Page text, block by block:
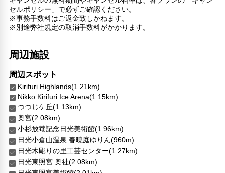
セルポリシー」で必ずご確認ください。
※事務手数料はご返金致しかねます。
※別途弊社規定の取消手数料がかかります。
周辺施設
周辺スポット
Kirifuri Highlands(1.21km)
Nikko Kirifuri Ice Arena(1.15km)
つつじケ丘(1.13km)
奥宮(2.08km)
小杉放菴記念日光美術館(1.96km)
日光小倉山温泉 春曉庭ゆりん(960m)
日光木彫りの里工芸センター(1.27km)
日光東照宮 奥社(2.08km)